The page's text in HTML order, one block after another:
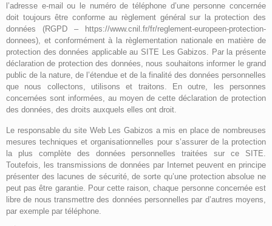
l’adresse e-mail ou le numéro de téléphone d’une personne concernée
doit toujours être conforme au règlement général sur la protection des
données (RGPD – https://www.cnil.fr/fr/reglement-europeen-protection-
donnees), et conformément à la règlementation nationale en matière de
protection des données applicable au SITE Les Gabizos. Par la présente
déclaration de protection des données, nous souhaitons informer le grand
public de la nature, de l’étendue et de la finalité des données personnelles
que nous collectons, utilisons et traitons. En outre, les personnes
concernées sont informées, au moyen de cette déclaration de protection
des données, des droits auxquels elles ont droit.
Le responsable du site Web Les Gabizos a mis en place de nombreuses
mesures techniques et organisationnelles pour s’assurer de la protection
la plus complète des données personnelles traitées sur ce SITE.
Toutefois, les transmissions de données par Internet peuvent en principe
présenter des lacunes de sécurité, de sorte qu’une protection absolue ne
peut pas être garantie. Pour cette raison, chaque personne concernée est
libre de nous transmettre des données personnelles par d’autres moyens,
par exemple par téléphone.